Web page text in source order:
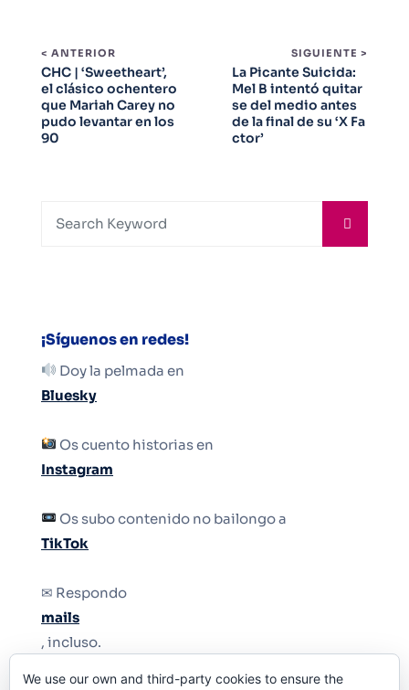
< ANTERIOR
CHC | ‘Sweetheart’,
el clásico ochentero
que Mariah Carey no
pudo levantar en los
90
SIGUIENTE >
La Picante Suicida:
Mel B intentó quitar
se del medio antes
de la final de su ‘X Fa
ctor’
¡Síguenos en redes!
Doy la pelmada en
Bluesky
Os cuento historias en
Instagram
Os subo contenido no bailongo a
TikTok
✉ Respondo
mails
, incluso.
Y si una persona no puede tener teléfono, que
We use our own and third-party cookies to ensure the